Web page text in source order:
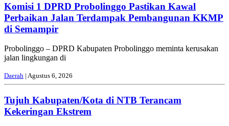
Komisi 1 DPRD Probolinggo Pastikan Kawal
Perbaikan Jalan Terdampak Pembangunan KKMP
di Semampir
Probolinggo – DPRD Kabupaten Probolinggo meminta kerusakan
jalan lingkungan di
Daerah | Agustus 6, 2026
Tujuh Kabupaten/Kota di NTB Terancam
Kekeringan Ekstrem